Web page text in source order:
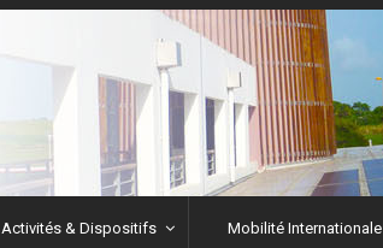
Activités & Dispositifs Mobilité Internationale